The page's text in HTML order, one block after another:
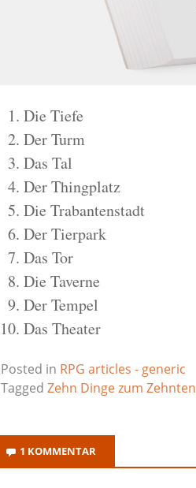
Die Tiefe
Der Turm
Das Tal
Der Thingplatz
Die Trabantenstadt
Der Tierpark
Das Tor
Die Taverne
Der Tempel
Das Theater
Posted in RPG articles - generic
Tagged Zehn Dinge zum Zehnten
1 KOMMENTAR